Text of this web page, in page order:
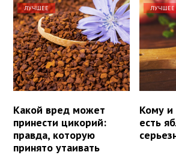
ЛУЧШЕЕ
Какой вред может
принести цикорий:
правда, которую
принято утаивать
ЛУЧШЕЕ
Кому и
есть